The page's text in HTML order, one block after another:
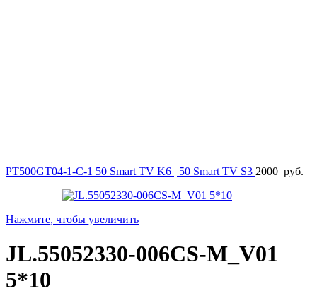
PT500GT04-1-C-1 50 Smart TV K6 | 50 Smart TV S3 2000 руб.
Нажмите, чтобы увеличить
JL.55052330-006CS-M_V01
5*10